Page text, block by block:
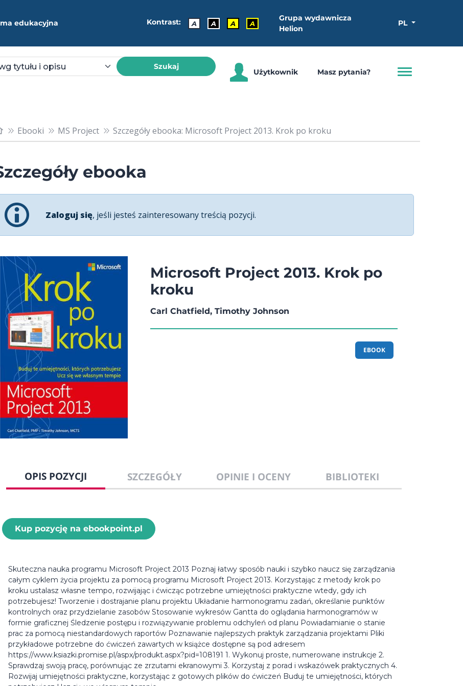
edukacyjna Kontrast: A A A A
Grupa wydawnicza
Helion
PL
Szukaj
Użytkownik Masz pytania?
Ebooki MS Project Szczegóły ebooka: Microsoft Project 2013. Krok po kroku
ebooka
Zaloguj się, jeśli jesteś zainteresowany treścią pozycji.
Microsoft Project 2013. Krok po
kroku
Carl Chatfield, Timothy Johnson
EBOOK
OPIS POZYCJI SZCZEGÓŁY OPINIE I OCENY BIBLIOTEKI
Kup pozycję na ebookpoint.pl
Skuteczna nauka programu Microsoft Project 2013 Poznaj łatwy sposób nauki i szybko naucz się zarządzania
całym cyklem życia projektu za pomocą programu Microsoft Project 2013. Korzystając z metody krok po
kroku ustalasz własne tempo, rozwijając i ćwicząc potrzebne umiejętności praktyczne wtedy, gdy ich
potrzebujesz! Tworzenie i dostrajanie planu projektu Układanie harmonogramu zadań, określanie punktów
kontrolnych oraz przydzielanie zasobów Stosowanie wykresów Gantta do oglądania harmonogramów w
formie graficznej Śledzenie postępu i rozwiązywanie problemu odchyleń od planu Powiadamianie o stanie
prac za pomocą niestandardowych raportów Poznawanie najlepszych praktyk zarządzania projektami Pliki
przykładowe potrzebne do ćwiczeń zawartych w książce dostępne są pod adresem
https://www.ksiazki.promise.pl/aspx/produkt.aspx?pid=108191 1. Wykonuj proste, numerowane instrukcje 2.
Sprawdzaj swoją pracę, porównując ze zrzutami ekranowymi 3. Korzystaj z porad i wskazówek praktycznych 4.
Rozwijaj umiejętności praktyczne, korzystając z gotowych plików do ćwiczeń Buduj te umiejętności, których